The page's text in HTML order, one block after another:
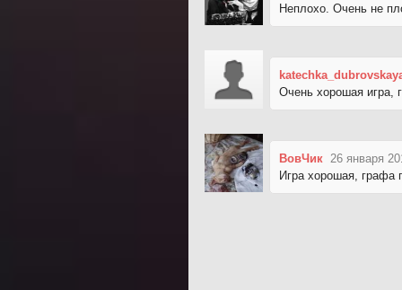
Неплохо. Очень не
Очень хорошая игра,
ВовЧик 26 января
Игра хорошая,